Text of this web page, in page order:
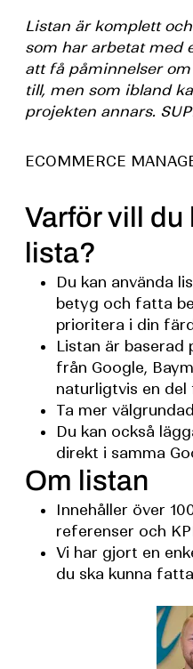
Listan är komplett
som har arbetat med
att få påminnelser
till, men som ibland
projekten annars.
ECOMMERCE
Varför vill du
lista?
Du kan använda
betyg och fatta
prioritera i din
Listan är baserad
från Google,
naturligtvis en del
Ta mer
Du kan också
direkt i samma
Om listan
Innehåller över
referenser och
Vi har gjort en
du ska kunna